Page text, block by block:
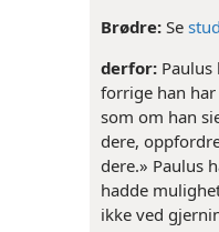
Brødre: Se
derfor:
forrige han har
som om han
dere,
dere.» Paulus
hadde
ikke ved